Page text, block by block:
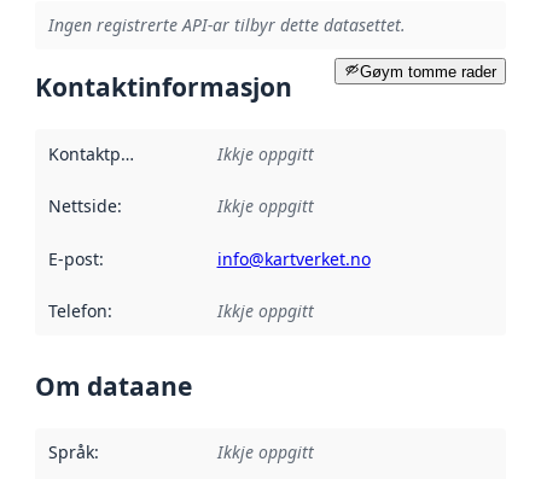
Ingen registrerte API-ar tilbyr dette datasettet.
Gøym tomme rader
Kontaktinformasjon
Kontaktpunkt Ikkje oppgitt
Nettside: Ikkje oppgitt
E-post: info@kartverket.no
Telefon: Ikkje oppgitt
Om dataane
Språk: Ikkje oppgitt